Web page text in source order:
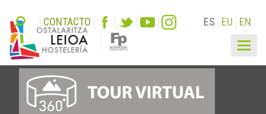
CONTACTO ES EU EN